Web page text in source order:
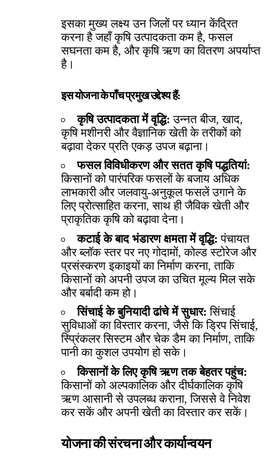
इसका मुख्य लक्ष्य उन जिलों पर ध्यान केंद्रित
करना है जहाँ कृषि उत्पादकता कम है, फसल
सघनता कम है, और कृषि ऋण का वितरण अपर्याप्त
है।
इस योजना के पाँच प्रमुख उद्देश्य हैं:
कृषि उत्पादकता में वृद्धि: उन्नत बीज, खाद,
कृषि मशीनरी और वैज्ञानिक खेती के तरीकों को
बढ़ावा देकर प्रति एकड़ उपज बढ़ाना।
फसल विविधीकरण और सतत कृषि पद्धतियां:
किसानों को पारंपरिक फसलों के बजाय अधिक
लाभकारी और जलवायु-अनुकूल फसलें उगाने के
लिए प्रोत्साहित करना, साथ ही जैविक खेती और
प्राकृतिक कृषि को बढ़ावा देना।
कटाई के बाद भंडारण क्षमता में वृद्धि: पंचायत
और ब्लॉक स्तर पर नए गोदामों, कोल्ड स्टोरेज और
प्रसंस्करण इकाइयों का निर्माण करना, ताकि
किसानों को अपनी उपज का उचित मूल्य मिल सके
और बर्बादी कम हो।
सिंचाई के बुनियादी ढांचे में सुधार: सिंचाई
सुविधाओं का विस्तार करना, जैसे कि ड्रिप सिंचाई,
स्प्रिंकलर सिस्टम और चेक डैम का निर्माण, ताकि
पानी का कुशल उपयोग हो सके।
किसानों के लिए कृषि ऋण तक बेहतर पहुंच:
किसानों को अल्पकालिक और दीर्घकालिक कृषि
ऋण आसानी से उपलब्ध कराना, जिससे वे निवेश
कर सकें और अपनी खेती का विस्तार कर सकें।
योजना की संरचना और कार्यान्वयन